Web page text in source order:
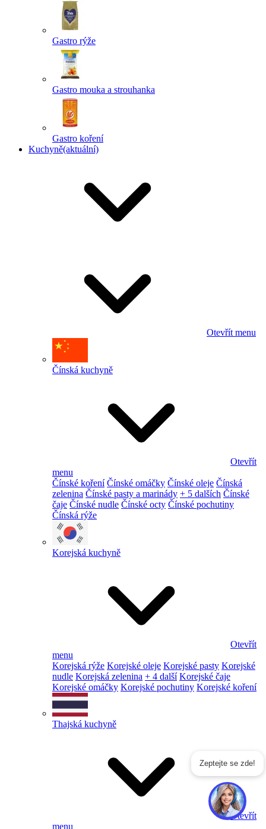
Gastro rýže
Gastro mouka a strouhanka
Gastro koření
Kuchyně(aktuální)
Otevřít menu
Čínská kuchyně
Otevřít
menu
Čínské koření Čínské omáčky Čínské oleje Čínská
zelenina Čínské pasty a marinády + 5 dalších Čínské
čaje Čínské nudle Čínské octy Čínské pochutiny
Čínská rýže
Korejská kuchyně
Otevřít
menu
Korejská rýže Korejské oleje Korejské pasty Korejské
nudle Korejská zelenina + 4 další Korejské čaje
Korejské omáčky Korejské pochutiny Korejské koření
Thajská kuchyně
Otevřít
menu
Zeptejte se zde!